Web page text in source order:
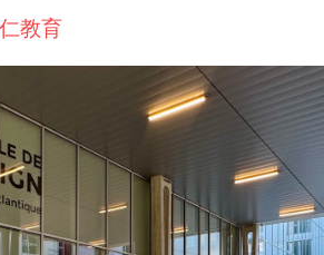
教育